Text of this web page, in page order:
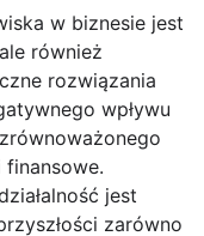
w biznesie jest
również
rozwiązania
wpływu
jest
zarówno